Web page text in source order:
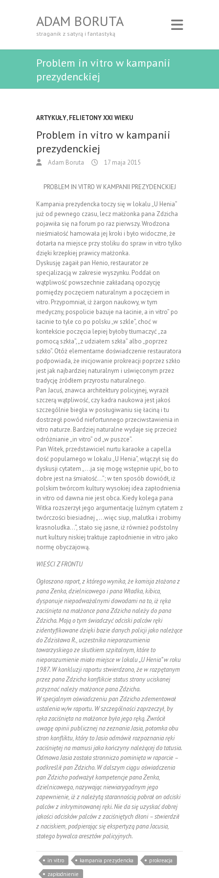
ADAM BORUTA
straganik z satyrą i fantastyką
Problem in vitro w kampanii
prezydenckiej
ARTYKUŁY,FELIETONY XXI WIEKU
Problem in vitro w kampanii
prezydenckiej
Adam Boruta 17 maja 2015
PROBLEM IN VITRO W KAMPANII PREZYDENCKIEJ
Kampania prezydencka toczy się w lokalu „U Henia”
już od pewnego czasu, lecz małżonka pana Zdzicha
pojawiła się na forum po raz pierwszy. Wrodzona
nieśmiałość hamowała jej kroki i było widoczne, że
dotarła na miejsce przy stoliku do spraw in vitro tylko
dzięki krzepkiej prawicy małżonka.
Dyskusję zagaił pan Henio, restaurator ze
specjalizacją w zakresie wyszynku. Poddał on
wątpliwość powszechnie zakładaną opozycję
pomiędzy poczęciem naturalnym a poczęciem in
vitro. Przypomniał, iż żargon naukowy, w tym
medyczny, pospolicie bazuje na łacinie, a in vitro” po
łacinie to tyle co po polsku „w szkle”, choć w
kontekście poczęcia lepiej byłoby tłumaczyć „za
pomocą szkła”, „z udziałem szkła” albo „poprzez
szkło”. Otóż elementarne doświadczenie restauratora
podpowiada, że inicjowanie prokreacji poprzez szkło
jest jak najbardziej naturalnym i uświęconym przez
tradycję źródłem przyrostu naturalnego.
Pan Jacuś, znawca architektury policyjnej, wyraził
szczerą wątpliwość, czy kadra naukowa jest jakoś
szczególnie biegła w posługiwaniu się łaciną i tu
dostrzegł powód niefortunnego przeciwstawienia in
vitro naturze. Bardziej naturalne wydaje się przecież
odróżnianie „in vitro” od „w puszce”.
Pan Witek, przedstawiciel nurtu karaoke a capella
dość popularnego w lokalu „U Henia”, włączył się do
dyskusji cytatem „…ja się mogę wstępnie upić, bo to
dobre jest na śmiałość…”; w ten sposób dowiódł, iż
polskim twórcom kultury wysokiej idea zapłodnienia
in vitro od dawna nie jest obca. Kiedy kolega pana
Witka rozszerzył jego argumentację luźnym cytatem z
twórczości biesiadnej „…więc siup, malutka i zrobimy
krasnoludka…”, stało się jasne, iż również podstolny
nurt kultury niskiej traktuje zapłodnienie in vitro jako
normę obyczajową.
WIEŚCI Z FRONTU
Ogłoszono raport, z którego wynika, że komisja złożona z
pana Zenka, dzielnicowego i pana Władka, kibica,
dysponuje niepodważalnymi dowodami na to, iż ręka
zaciśnięta na małżonce pana Zdzicha należy do pana
Zdzicha. Mają o tym świadczyć odciski palców ręki
zidentyfikowane dzięki bazie danych policji jako należące
do Zdzisława R., uczestnika nieporozumienia
towarzyskiego ze skutkiem szpitalnym, które to
nieporozumienie miało miejsce w lokalu „U Henia” w roku
1987. W konkluzji raportu stwierdzono, że w rozpętanym
przez pana Zdzicha konflikcie status strony uciskanej
przyznać należy małżonce pana Zdzicha.
W specjalnym oświadczeniu pan Zdzicho zdementował
ustalenia w/w raportu. W szczególności zaprzeczył, by
ręka zaciśnięta na małżonce była jego ręką. Zwrócił
uwagę opinii publicznej na zeznania Jasia, potomka obu
stron konfliktu, który to Jasio odmówił rozpoznania ręki
zaciśniętej na mamusi jako kończyny należącej do tatusia.
Odmowa Jasia została stronniczo pominięta w raporcie –
podkreślił pan Zdzicho. W dalszym ciągu oświadczenia
pan Zdzicho podważył kompetencje pana Zenka,
dzielnicowego, nazywając niewiarygodnym jego
zapewnienie, iż z należytą starannością pobrał on odciski
palców z inkryminowanej ręki. Nie da się uzyskać dobrej
jakości odcisków palców z zaciśniętych dłoni – stwierdził
z naciskiem, podpierając się ekspertyzą pana Jacusia,
stałego bywalca aresztów policyjnych.
in vitro kampania prezydencka
prokreacja
zapłodnienie